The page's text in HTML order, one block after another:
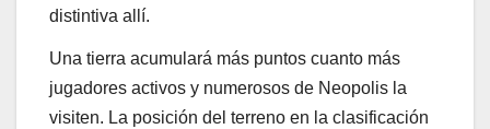
distintiva allí.
Una tierra acumulará más puntos cuanto más
jugadores activos y numerosos de Neopolis la
visiten. La posición del terreno en la clasificación